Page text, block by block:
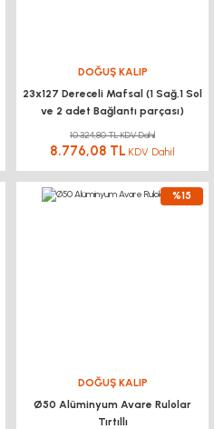
DOĞUŞ KALIP
23x127 Dereceli Mafsal (1 Sağ,1 Sol
ve 2 adet Bağlantı parçası)
10.324,80 TL KDV Dahil
8.776,08 TL KDV Dahil
%15
DOĞUŞ KALIP
Ø50 Alüminyum Avare Rulolar
Tırtıllı